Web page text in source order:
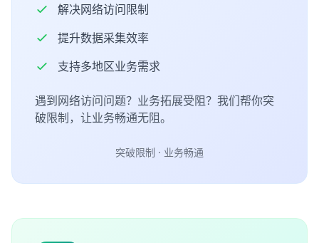
解决网络访问限制
提升数据采集效率
支持多地区业务需求
遇到网络访问问题？业务拓展受阻？我们帮你突
破限制，让业务畅通无阻。
突破限制 · 业务畅通